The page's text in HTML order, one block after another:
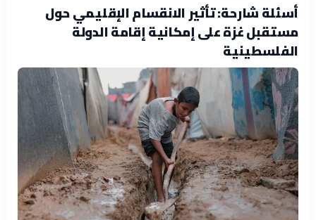
أسئلة شارحة: تأثير الانقسام الإقليمي حول
مستقبل غزة على إمكانية إقامة الدولة
الفلسطينية